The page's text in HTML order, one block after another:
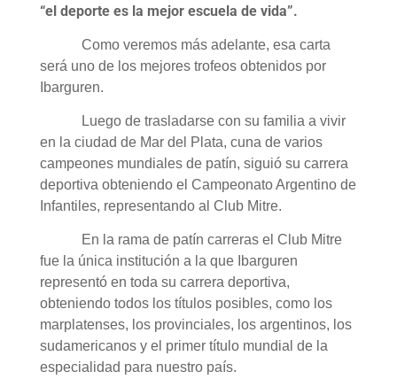
“el deporte es la mejor escuela de vida”.
Como veremos más adelante, esa carta
será uno de los mejores trofeos obtenidos por
Ibarguren.
Luego de trasladarse con su familia a vivir
en la ciudad de Mar del Plata, cuna de varios
campeones mundiales de patín, siguió su carrera
deportiva obteniendo el Campeonato Argentino de
Infantiles, representando al Club Mitre.
En la rama de patín carreras el Club Mitre
fue la única institución a la que Ibarguren
representó en toda su carrera deportiva,
obteniendo todos los títulos posibles, como los
marplatenses, los provinciales, los argentinos, los
sudamericanos y el primer título mundial de la
especialidad para nuestro país.